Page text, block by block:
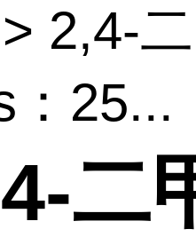
> 2,4-
：25...
二